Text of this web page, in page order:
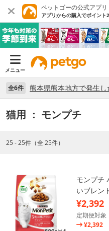
ペットゴーの公式アプリ
アプリからの購入でポイント
メニュー
全6件
猫用 ： モンプチ
25 - 25件（全 25件）
モンプチ
いブレン
¥2,392
定期便対象
¥2,392